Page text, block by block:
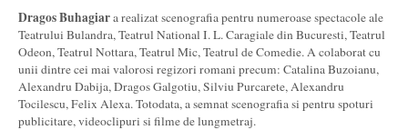
Dragos Buhagiara realizat scenografia pentru numeroase spectacole ale
Teatrului Bulandra, Teatrul National I. L. Caragiale din Bucuresti, Teatrul
Odeon, Teatrul Nottara, Teatrul Mic, Teatrul de Comedie. A colaborat cu
unii dintre cei mai valorosi regizori romani precum: Catalina Buzoianu,
Alexandru Dabija, Dragos Galgotiu, Silviu Purcarete, Alexandru
Tocilescu, Felix Alexa. Totodata, a semnat scenografia si pentru spoturi
publicitare, videoclipuri si filme de lungmetraj.